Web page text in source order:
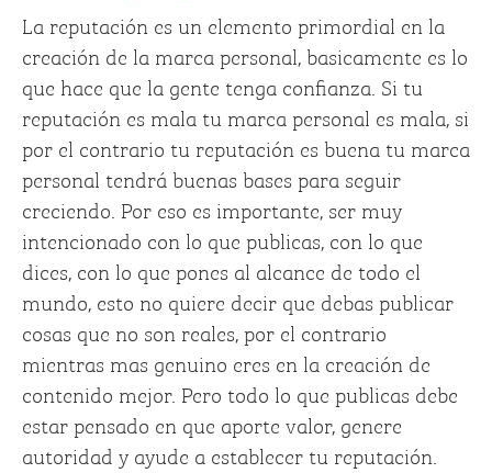
La reputación es un elemento primordial en la
creación de la marca personal, basicamente es lo
que hace que la gente tenga confianza. Si tu
reputación es mala tu marca personal es mala, si
por el contrario tu reputación es buena tu marca
personal tendrá buenas bases para seguir
creciendo. Por eso es importante, ser muy
intencionado con lo que publicas, con lo que
dices, con lo que pones al alcance de todo el
mundo, esto no quiere decir que debas publicar
cosas que no son reales, por el contrario
mientras mas genuino eres en la creación de
contenido mejor. Pero todo lo que publicas debe
estar pensado en que aporte valor, genere
autoridad y ayude a establecer tu reputación.